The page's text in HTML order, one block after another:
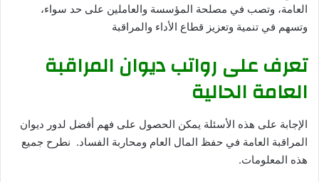
العامة، وتصب في مصلحة المؤسسة والعاملين على حد سواء،
وتسهم في تنمية وتعزيز قطاع الأداء والمراقبة
تعرف على رواتب ديوان المراقبة
العامة الحالية
الإجابة على هذه الأسئلة يمكن الحصول على فهم أفضل لدور ديوان
المراقبة العامة في حفظ المال العام ومحاربة الفساد. نطرح جميع
هذه المعلومات.